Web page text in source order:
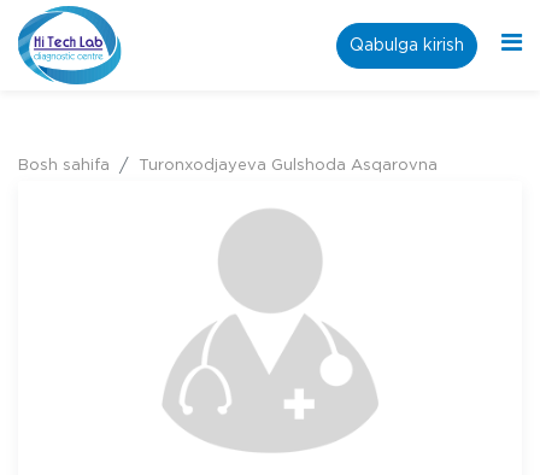
Qabulga kirish
Bosh sahifa Turonxodjayeva Gulshoda Asqarovna